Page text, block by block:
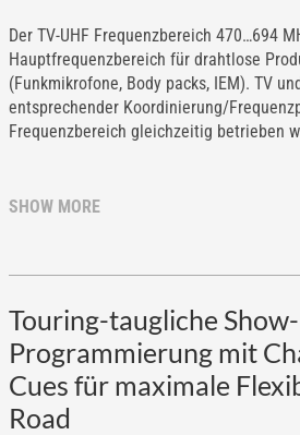
Der TV-UHF Frequenzbereich 470…694
Hauptfrequenzbereich für drahtlose
(Funkmikrofone, Body packs, IEM). TV
entsprechender Koordinierung/
Frequenzbereich gleichzeitig betrieben
SHOW MORE
Touring-taugliche Show-
Programmierung mit
Cues für maximale
Road